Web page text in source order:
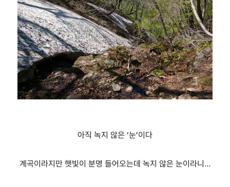
아직 녹지 않은 ‘눈’이다
계곡이라지만 햇빛이 분명 들어오는데 녹지 않은 눈이라니…